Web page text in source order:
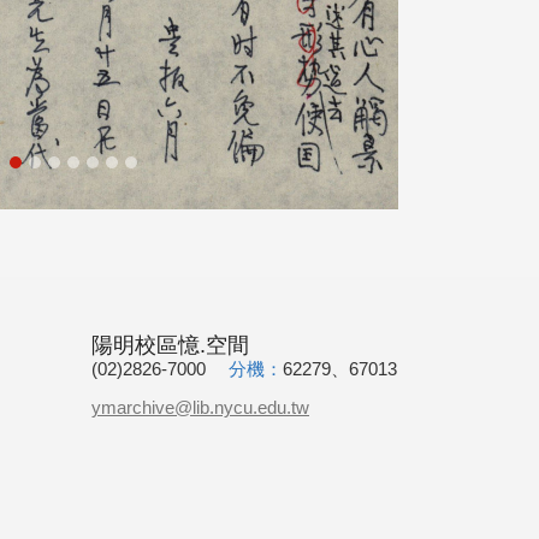
陽明校區憶.空間
(02)2826-7000 分機： 62279、67013
ymarchive@lib.nycu.edu.tw